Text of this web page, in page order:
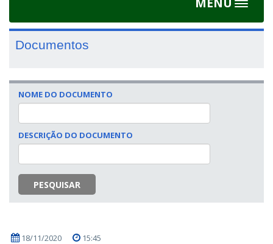
Toggle
Documentos
NOME DO DOCUMENTO
DESCRIÇÃO DO DOCUMENTO
PESQUISAR
18/11/2020 15:45